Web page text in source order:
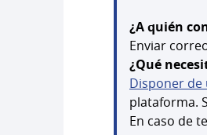
¿A quién
Enviar
¿Qué
Disponer de
plataforma.
En caso de